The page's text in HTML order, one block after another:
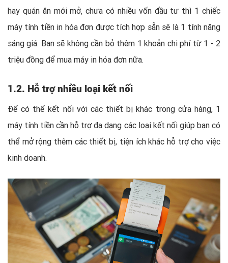
hay quán ăn mới mở, chưa có nhiều vốn đầu tư thì 1 chiếc
máy tính tiền in hóa đơn được tích hợp sẵn sẽ là 1 tính năng
sáng giá. Bạn sẽ không cần bỏ thêm 1 khoản chi phí từ 1 - 2
triệu đồng để mua máy in hóa đơn nữa.
1.2. Hỗ trợ nhiều loại kết nối
Để có thể kết nối với các thiết bị khác trong cửa hàng, 1
máy tính tiền cần hỗ trợ đa dạng các loại kết nối giúp bạn có
thể mở rộng thêm các thiết bị, tiện ích khác hỗ trợ cho việc
kinh doanh.